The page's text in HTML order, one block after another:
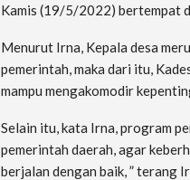
Kamis (19/5/2022) bertempat
Menurut Irna, Kepala desa
pemerintah, maka dari itu,
mampu mengakomodir
Selain itu, kata Irna, program
pemerintah daerah, agar
berjalan dengan baik, ” terang